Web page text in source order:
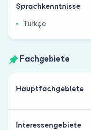
Sprachkenntnisse
Türkçe
Fachgebiete
Hauptfachgebiete
Interessengebiete